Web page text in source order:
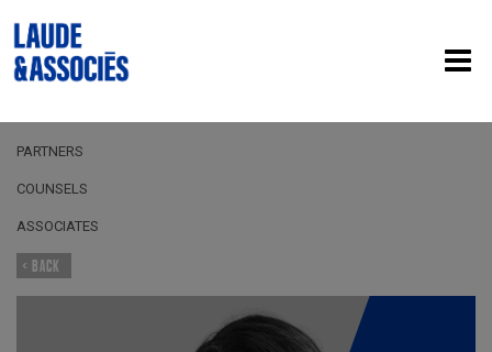
PARTNERS
COUNSELS
ASSOCIATES
< BACK